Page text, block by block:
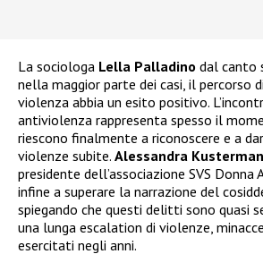
La sociologa Lella Palladino dal canto
nella maggior parte dei casi, il percorso
violenza abbia un esito positivo.
antiviolenza rappresenta spesso il
riescono finalmente a riconoscere e a
violenze subite. Alessandra
presidente dell’associazione SVS Donna
infine a superare la narrazione del
spiegando che questi delitti sono quasi
una lunga escalation di violenze,
esercitati negli anni.